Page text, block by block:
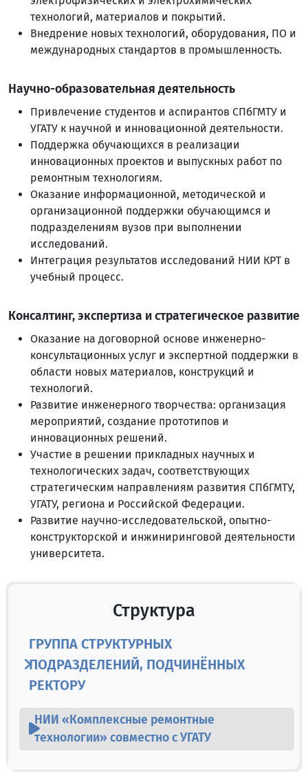
технологий, материалов и покрытий.
Внедрение новых технологий, оборудования, ПО и
международных стандартов в промышленность.
Научно-образовательная деятельность
Привлечение студентов и аспирантов СПбГМТУ и
УГАТУ к научной и инновационной деятельности.
Поддержка обучающихся в реализации
инновационных проектов и выпускных работ по
ремонтным технологиям.
Оказание информационной, методической и
организационной поддержки обучающимся и
подразделениям вузов при выполнении
исследований.
Интеграция результатов исследований НИИ КРТ в
учебный процесс.
Консалтинг, экспертиза и стратегическое развитие
Оказание на договорной основе инженерно-
консультационных услуг и экспертной поддержки в
области новых материалов, конструкций и
технологий.
Развитие инженерного творчества: организация
мероприятий, создание прототипов и
инновационных решений.
Участие в решении прикладных научных и
технологических задач, соответствующих
стратегическим направлениям развития СПбГМТУ,
УГАТУ, региона и Российской Федерации.
Развитие научно-исследовательской, опытно-
конструкторской и инжиниринговой деятельности
университета.
Структура
ГРУППА СТРУКТУРНЫХ
ПОДРАЗДЕЛЕНИЙ, ПОДЧИНЁННЫХ
РЕКТОРУ
НИИ «Комплексные ремонтные
технологии» совместно с УГАТУ